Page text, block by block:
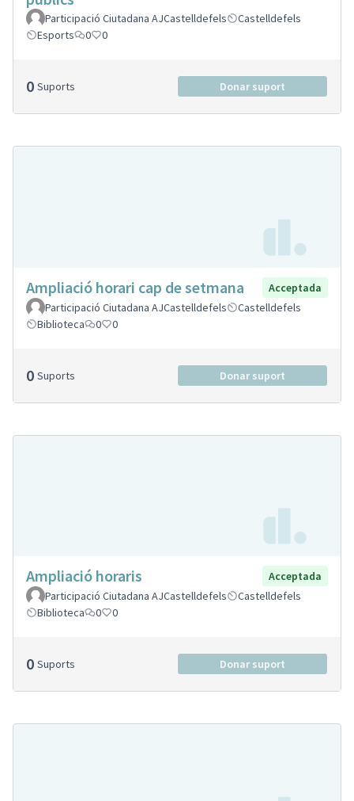
Participació Ciutadana AJCastelldefels
Castelldefels
Esports
0 0
0 Suports Donar suport
Ampliació horari cap de setmana
Acceptada
Participació Ciutadana AJCastelldefels
Castelldefels
Biblioteca
0 0
0 Suports Donar suport
Ampliació horaris
Acceptada
Participació Ciutadana AJCastelldefels
Castelldefels
Biblioteca
0 0
0 Suports Donar suport